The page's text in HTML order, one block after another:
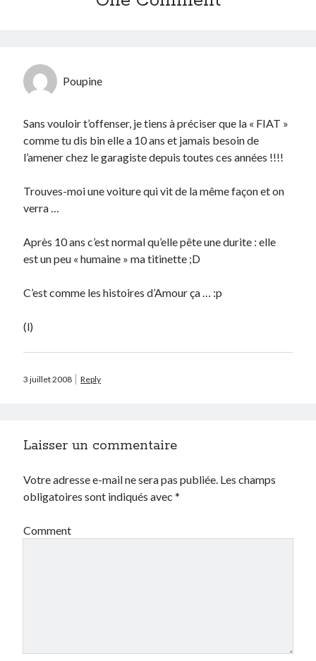
Développement
Domotique
Fail
Geek
Humour
Inutile
iPhone
McDonald's
musique
Perso
Prestashop
Twitter
février 2023
avril 2020
Poupine
Sans vouloir t’offenser, je tiens à préciser que la « FIAT »
comme tu dis bin elle a 10 ans et jamais besoin de
l’amener chez le garagiste depuis toutes ces années !!!!
Trouves-moi une voiture qui vit de la même façon et on
verra …
Après 10 ans c’est normal qu’elle pête une durite : elle
est un peu « humaine » ma titinette ;D
C’est comme les histoires d’Amour ça … :p
(l)
3 juillet 2008 Reply
Laisser un commentaire
Votre adresse e-mail ne sera pas publiée. Les champs
obligatoires sont indiqués avec*
Comment